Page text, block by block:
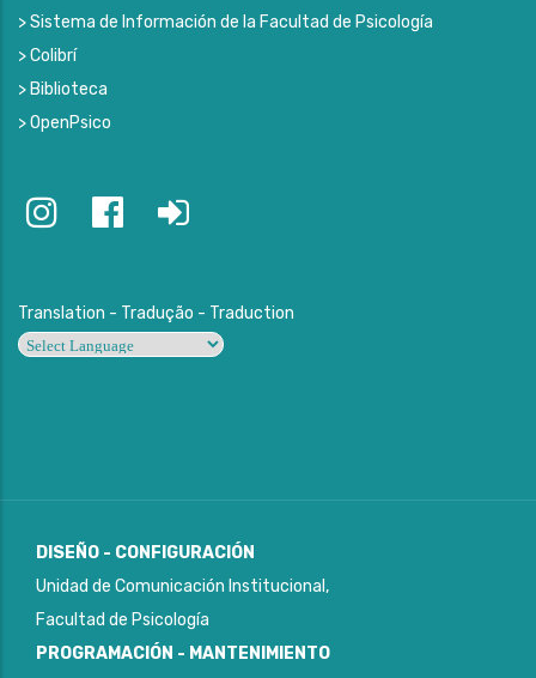
> Sistema de Información de la Facultad de Psicología
> Colibrí
> Biblioteca
> OpenPsico
Translation - Tradução - Traduction
DISEÑO - CONFIGURACIÓN
Unidad de Comunicación Institucional,
Facultad de Psicología
PROGRAMACIÓN - MANTENIMIENTO